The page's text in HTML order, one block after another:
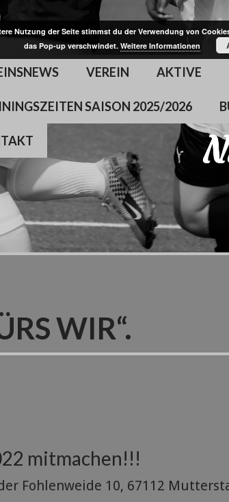
VEREIN AKTIVE
SAISON 2025/2026
WIR“.
mitmachen!!!
Fohlenweide 10, 67112
Nutzung der Seite stimmst du der Verwendung von
das Pop-up verschwindet. Weitere Informationen